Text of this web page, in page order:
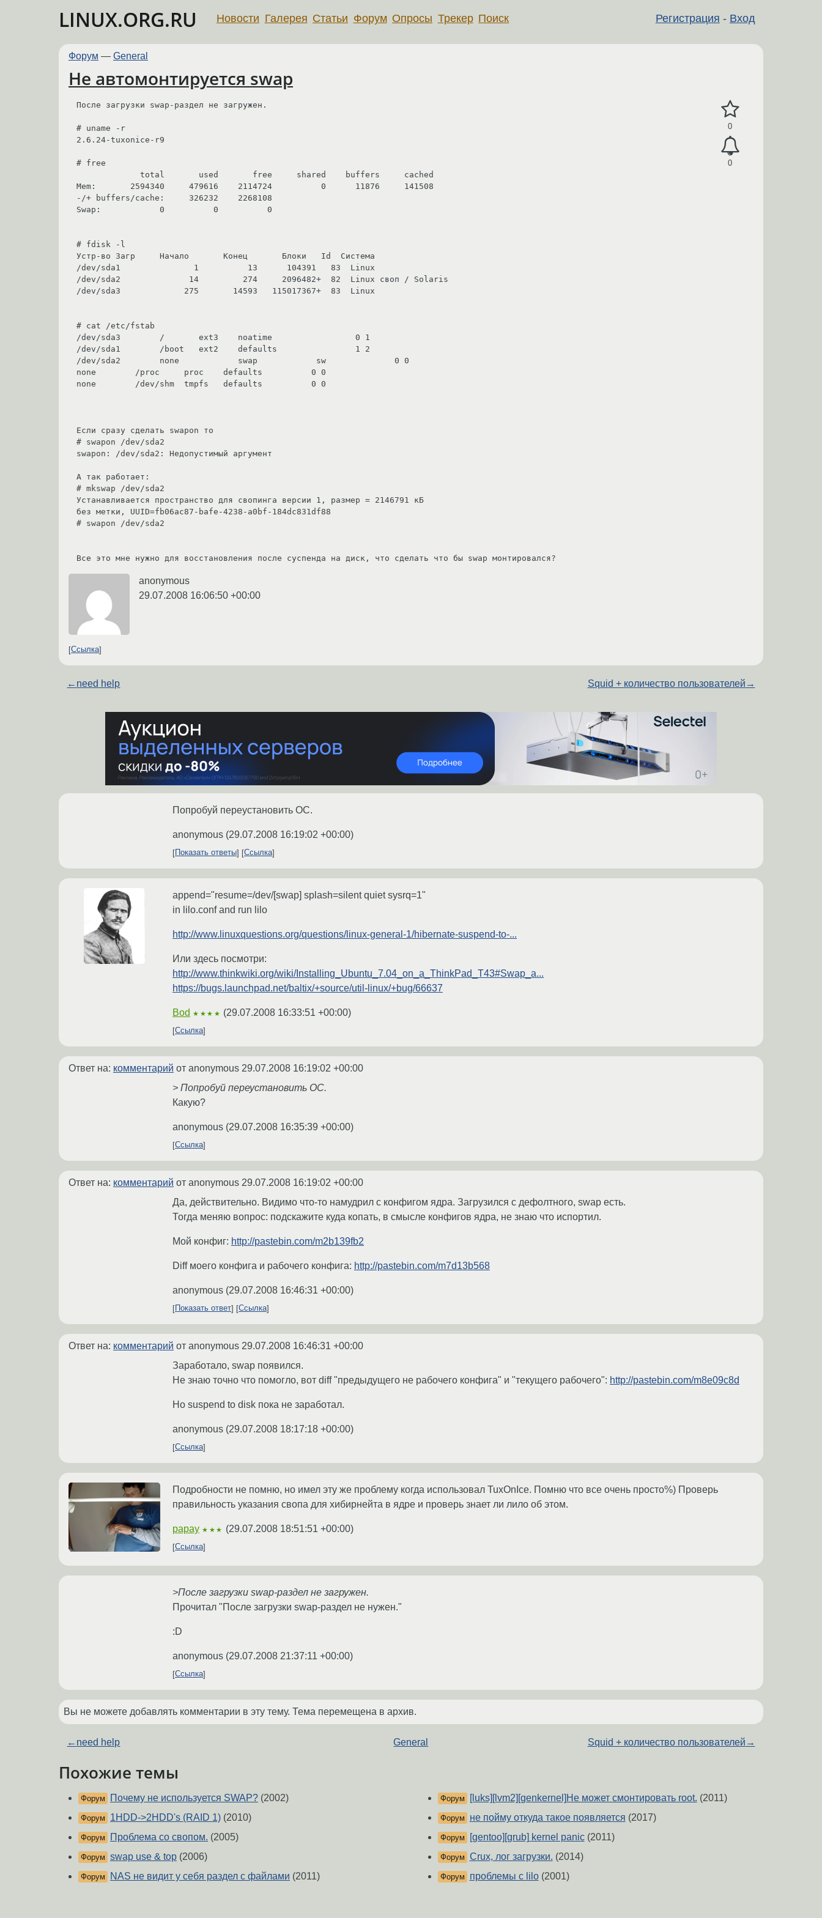
LINUX.ORG.RU Регистрация - Вход
Новости Галерея Статьи Форум Опросы Трекер Поиск
Форум — General
Не автомонтируется swap
0
0
После загрузки swap-раздел не загружен.
# uname -r
2.6.24-tuxonice-r9
# free
Mem:       2594340     479616    2114724          0      11876     141508
-/+ buffers/cache:     326232    2268108
Swap:            0          0          0
# fdisk -l
Устр-во Загр     Начало       Конец       Блоки   Id  Система
/dev/sda1               1          13      104391   83  Linux
/dev/sda2              14         274     2096482+  82  Linux своп / Solaris
/dev/sda3             275       14593   115017367+  83  Linux
# cat /etc/fstab
/dev/sda3        /       ext3    noatime                 0 1
/dev/sda1        /boot   ext2    defaults                1 2
/dev/sda2        none            swap            sw              0 0
none        /proc     proc    defaults          0 0
none        /dev/shm  tmpfs   defaults          0 0
Если сразу сделать swapon то
# swapon /dev/sda2
swapon: /dev/sda2: Недопустимый аргумент
А так работает:
# mkswap /dev/sda2
Устанавливается пространство для свопинга версии 1, размер = 2146791 кБ
без метки, UUID=fb06ac87-bafe-4238-a0bf-184dc831df88
# swapon /dev/sda2
Все это мне нужно для восстановления после суспенда на диск, что сделать что бы swap монтировался?
anonymous
29.07.2008 16:06:50 +00:00
Ссылка
← need help Squid + количество пользователей →
Попробуй переустановить ОС.
anonymous (29.07.2008 16:19:02 +00:00)
Показать ответы Ссылка
append="resume=/dev/[swap] splash=silent quiet sysrq=1"
in lilo.conf and run lilo
http://www.linuxquestions.org/questions/linux-general-1/hibernate-suspend-to-...
Или здесь посмотри:
http://www.thinkwiki.org/wiki/Installing_Ubuntu_7.04_on_a_ThinkPad_T43#Swap_a...
https://bugs.launchpad.net/baltix/+source/util-linux/+bug/66637
Bod ★★★★ (29.07.2008 16:33:51 +00:00)
Ссылка
Ответ на: комментарий от anonymous 29.07.2008 16:19:02 +00:00
> Попробуй переустановить ОС.
Какую?
anonymous (29.07.2008 16:35:39 +00:00)
Ссылка
Ответ на: комментарий от anonymous 29.07.2008 16:19:02 +00:00
Да, действительно. Видимо что-то намудрил с конфигом ядра. Загрузился с дефолтного, swap есть.
Тогда меняю вопрос: подскажите куда копать, в смысле конфигов ядра, не знаю что испортил.
Мой конфиг: http://pastebin.com/m2b139fb2
Diff моего конфига и рабочего конфига: http://pastebin.com/m7d13b568
anonymous (29.07.2008 16:46:31 +00:00)
Показать ответ Ссылка
Ответ на: комментарий от anonymous 29.07.2008 16:46:31 +00:00
Заработало, swap появился.
Не знаю точно что помогло, вот diff "предыдущего не рабочего конфига" и "текущего рабочего": http://pastebin.com/m8e09c8d
Но suspend to disk пока не заработал.
anonymous (29.07.2008 18:17:18 +00:00)
Ссылка
Подробности не помню, но имел эту же проблему когда использовал TuxOnIce. Помню что все очень просто%) Проверь
правильность указания свопа для хибирнейта в ядре и проверь знает ли лило об этом.
papay ★★★ (29.07.2008 18:51:51 +00:00)
Ссылка
>После загрузки swap-раздел не загружен.
Прочитал "После загрузки swap-раздел не нужен."
:D
anonymous (29.07.2008 21:37:11 +00:00)
Ссылка
Вы не можете добавлять комментарии в эту тему. Тема перемещена в архив.
← need help General Squid + количество пользователей →
Похожие темы
Форум Почему не используется SWAP? (2002)
Форум 1HDD->2HDD's (RAID 1) (2010)
Форум Проблема со свопом. (2005)
Форум swap use & top (2006)
Форум NAS не видит у себя раздел с файлами (2011)
Форум [luks][lvm2][genkernel]Не может смонтировать root. (2011)
Форум не пойму откуда такое появляется (2017)
Форум [gentoo][grub] kernel panic(2011)
Форум Crux, лог загрузки. (2014)
Форум проблемы c lilo(2001)